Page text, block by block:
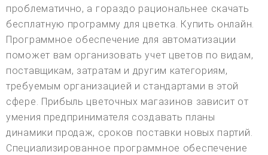
проблематично, а гораздо рациональнее скачать
бесплатную программу для цветка. Купить онлайн.
Программное обеспечение для автоматизации
поможет вам организовать учет цветов по видам,
поставщикам, затратам и другим категориям,
требуемым организацией и стандартами в этой
сфере. Прибыль цветочных магазинов зависит от
умения предпринимателя создавать планы
динамики продаж, сроков поставки новых партий.
Специализированное программное обеспечение